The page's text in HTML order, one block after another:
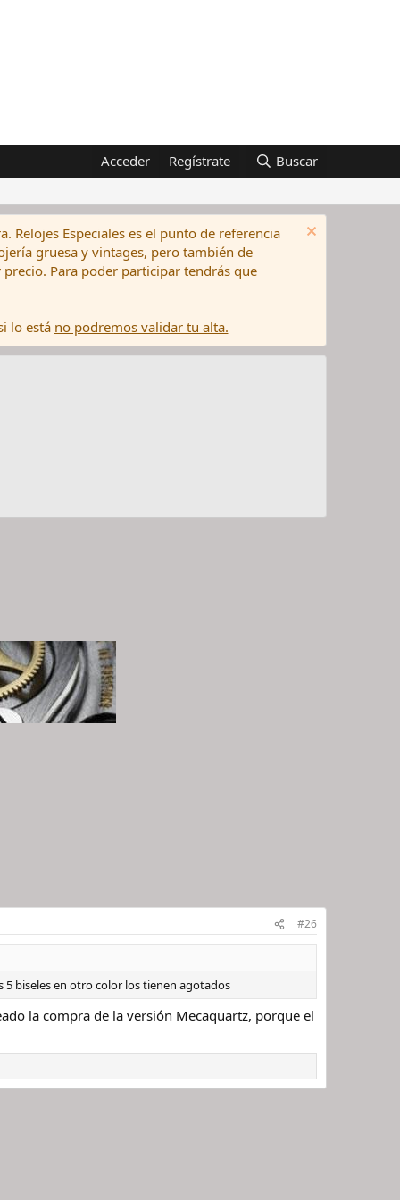
Acceder Regístrate Buscar
Relojes Especiales es el punto de referencia
gruesa y vintages, pero también de
Para poder participar tendrás que
lo está no podremos validar tu alta.
#26
5 biseles en otro color los tienen agotados
la compra de la versión Mecaquartz, porque el